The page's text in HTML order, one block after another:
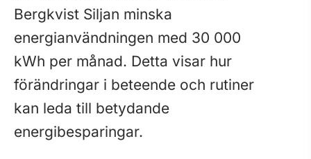
Bergkvist Siljan minska
energianvändningen med 30 000
kWh per månad. Detta visar hur
förändringar i beteende och rutiner
kan leda till betydande
energibesparingar.